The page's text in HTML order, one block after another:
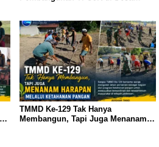
Dorong Pengelolaan Sampah
Berbasis Teknologi
TMMD Ke-129 Tak Hanya
Membangun, Tapi Juga Menanam